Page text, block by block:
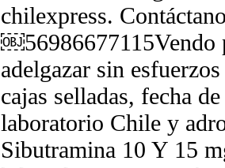
chilexpress.
￼56986677115Vendo
adelgazar sin
cajas selladas, fecha
laboratorio Chile y
Sibutramina 10 Y 15